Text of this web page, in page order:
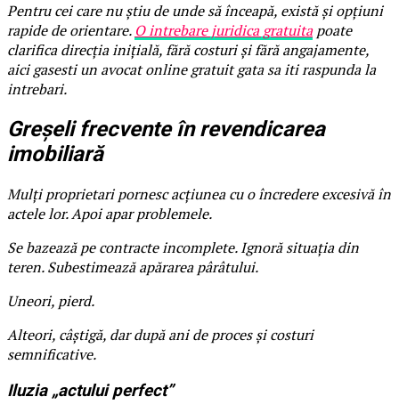
Pentru cei care nu știu de unde să înceapă, există și opțiuni
rapide de orientare. O intrebare juridica gratuitapoate
clarifica direcția inițială, fără costuri și fără angajamente,
aici gasesti un avocat online gratuit gata sa iti raspunda la
intrebari.
Greșeli frecvente în revendicarea
imobiliară
Mulți proprietari pornesc acțiunea cu o încredere excesivă în
actele lor. Apoi apar problemele.
Se bazează pe contracte incomplete. Ignoră situația din
teren. Subestimează apărarea pârâtului.
Uneori, pierd.
Alteori, câștigă, dar după ani de proces și costuri
semnificative.
Iluzia „actului perfect”